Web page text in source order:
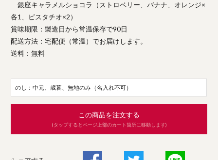
銀座キャラメルショコラ（ストロベリー、バナナ、オレンジ×
各1、ピスタチオ×2）
賞味期限：製造日から常温保存で90日
配送方法：宅配便（常温）でお届けします。
送料：無料
のし：中元、歳暮、無地のみ（名入れ不可）
この商品を注文する
(タップするとページ上部のカート箇所に移動します)